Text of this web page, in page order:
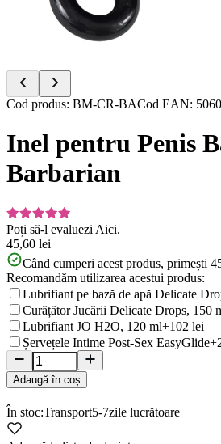
Item
of
Cod produs: BM-CR-BACod EAN:
Inel pentru Penis
Barbarian
Poți să-l evaluezi Aici.
45,60 lei
Când cumperi acest produs, primești
Recomandăm utilizarea acestui produs:
Lubrifiant pe bază de apă Delicate
Curățător Jucării Delicate Drops, 150
Lubrifiant JO H2O, 120 ml+102 lei
Șervețele Intime Post-Sex EasyGlide
Adaugă în coș
În stoc:Transport5-7zile lucrătoare